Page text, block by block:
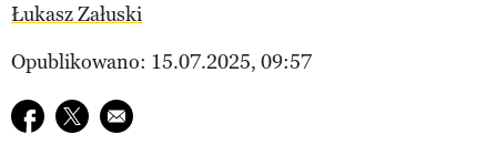
Łukasz Załuski
Opublikowano: 15.07.2025, 09:57
Udostępnij na facebook
Udostępnij na twitter
E-mail do przyjaciela